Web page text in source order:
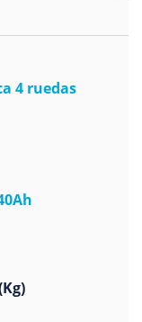
4 ruedas